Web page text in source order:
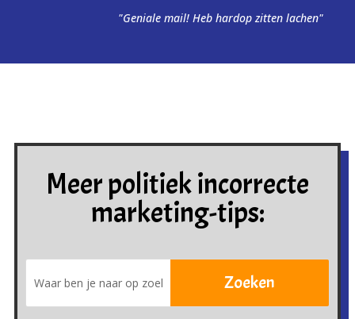
"Geniale mail! Heb hardop zitten lachen"
Meer politiek incorrecte
marketing-tips: